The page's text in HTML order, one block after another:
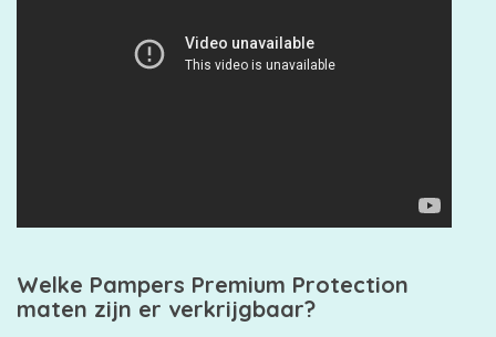
Welke Pampers Premium Protection
maten zijn er verkrijgbaar?